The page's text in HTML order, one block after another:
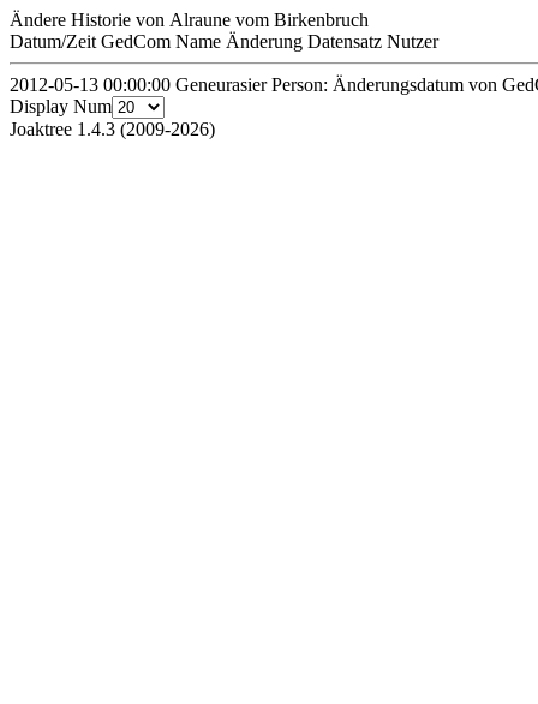
Ändere Historie von Alraune vom Birkenbruch
Datum/Zeit GedCom Name Änderung Datensatz Nutzer
2012-05-13 00:00:00 Geneurasier Person: Änderungsdatum von
Display Num
Joaktree 1.4.3 (2009-2026)